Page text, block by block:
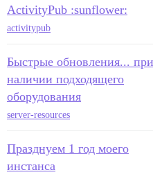
ActivityPub :sunflower:
activitypub
Быстрые обновления... при
наличии подходящего
оборудования
server-resources
Празднуем 1 год моего
инстанса